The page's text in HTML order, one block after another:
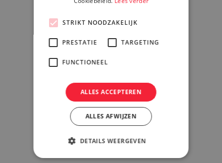
STRIKT NOODZAKELIJK
PRESTATIE TARGETING
FUNCTIONEEL
ALLES ACCEPTEREN
ALLES AFWIJZEN
DETAILS WEERGEVEN